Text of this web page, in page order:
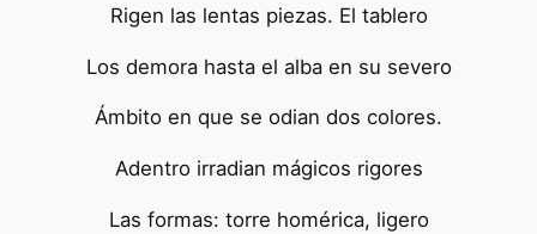
Rigen las lentas piezas. El tablero
Los demora hasta el alba en su severo
Ámbito en que se odian dos colores.
Adentro irradian mágicos rigores
Las formas: torre homérica, ligero